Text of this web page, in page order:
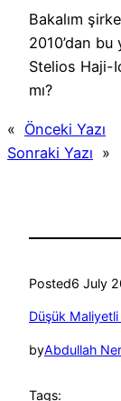
Bakalım
2010’dan
Stelios Haji-
mı?
« Önceki Yazı
Sonraki Yazı »
Posted6 July
Düşük Maliyetli
byAbdullah
Tags: